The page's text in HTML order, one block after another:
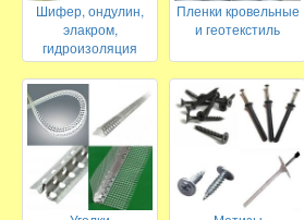
Шифер, ондулин,
элакром,
гидроизоляция
Пленки кровельные
и геотекстиль